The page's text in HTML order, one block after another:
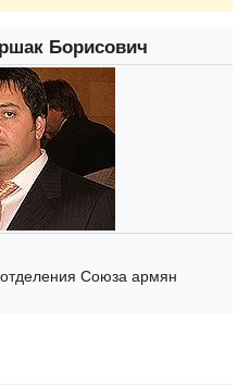
Борисович
Союза армян